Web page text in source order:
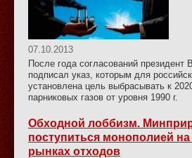
07.10.2013
После года согласований президент
подписал указ, которым для
установлена цель выбрасывать к
парниковых газов от уровня 1990 г.
Обходной лоббизм.
поступиться монополией
рынках отходов